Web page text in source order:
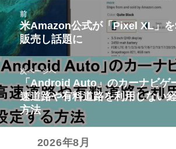
投
稿
ナ
ビ
ゲ
ー
シ
ョ
前
前
の
投
稿:
米Amazon公式が「Pixel XL」
販売し話題に
次ページへ
次
の
投
「Android Auto」のカーナビゲ
速道路や有料道路を利用しない
方法
2026年8月